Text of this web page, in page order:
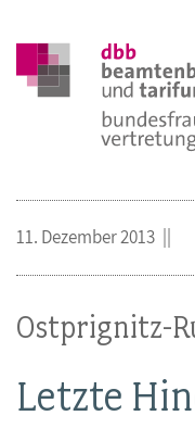
Ostprignitz-
Letzte
11. Dezember 2013